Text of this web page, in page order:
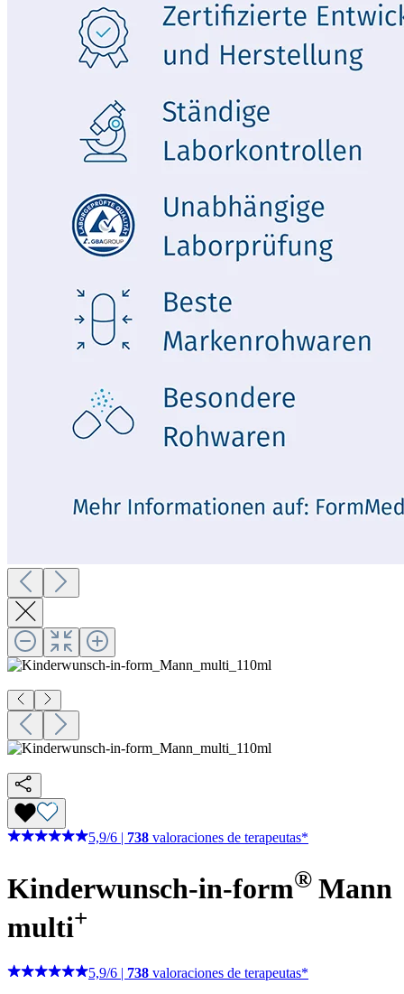
5,9/6 738 valoraciones de terapeutas*
Kinderwunsch-in-form® Mann
multi+
5,9/6 | 738 valoraciones de terapeutas*